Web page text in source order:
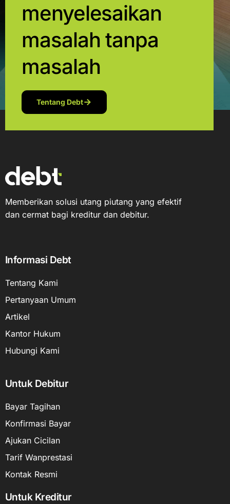
menyelesaikan
masalah tanpa
masalah
Tentang Debt
Memberikan solusi utang piutang yang efektif
dan cermat bagi kreditur dan debitur.
Informasi Debt
Tentang Kami
Pertanyaan Umum
Artikel
Kantor Hukum
Hubungi Kami
Untuk Debitur
Bayar Tagihan
Konfirmasi Bayar
Ajukan Cicilan
Tarif Wanprestasi
Kontak Resmi
Untuk Kreditur